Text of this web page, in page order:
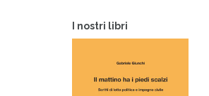
I nostri libri